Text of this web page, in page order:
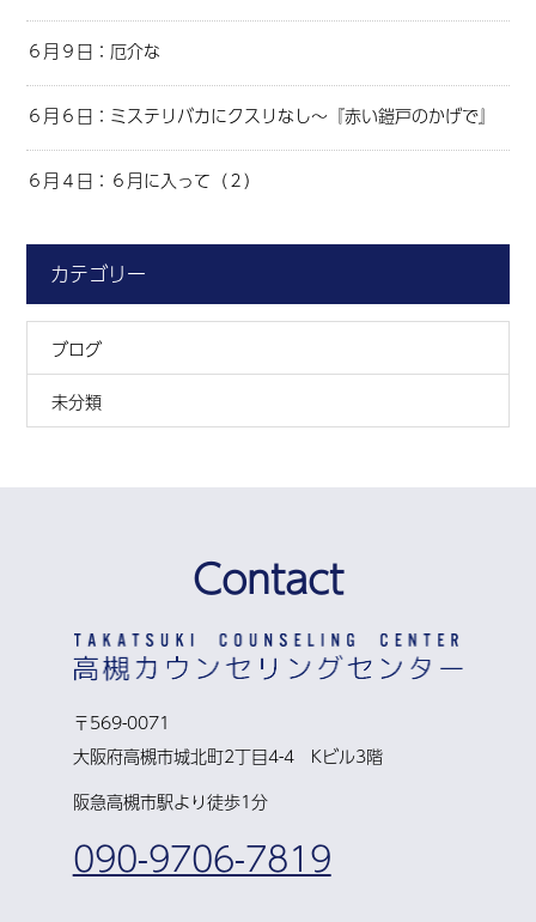
６月９日：厄介な
６月６日：ミステリバカにクスリなし～『赤い鎧戸のかげで』
６月４日：６月に入って（２）
カテゴリー
ブログ
未分類
Contact
〒569-0071
大阪府高槻市城北町2丁目4-4 Kビル3階
阪急高槻市駅より徒歩1分
090-9706-7819